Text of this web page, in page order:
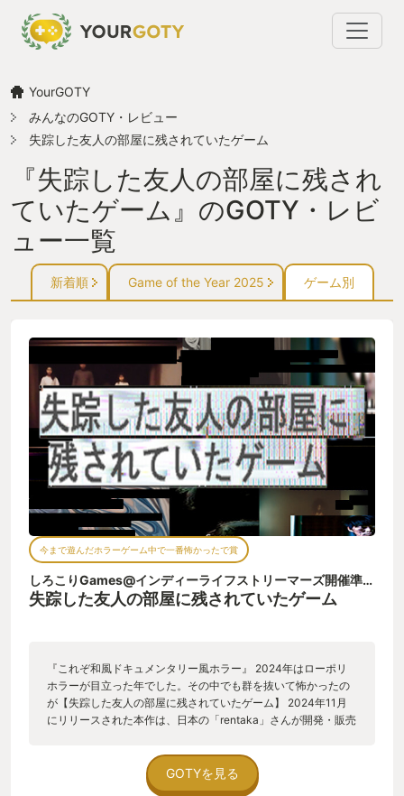
YourGOTY
みんなのGOTY・レビュー
失踪した友人の部屋に残されていたゲーム
『失踪した友人の部屋に残され
ていたゲーム』のGOTY・レビ
ュー一覧
新着順 Game of the Year 2025 ゲーム別
今まで遊んだホラーゲーム中で一番怖かったで賞
しろこりGames@インディーライフストリーマーズ開催準備中🎮✨
失踪した友人の部屋に残されていたゲーム
『これぞ和風ドキュメンタリー風ホラー』 2024年はローポリ
ホラーが目立った年でした。その中でも群を抜いて怖かったの
が【失踪した友人の部屋に残されていたゲーム】 2024年11月
にリリースされた本作は、日本の「rentaka」さんが開発・販売
て謎めいていますよね？ ジャンルとしては、一人称視点のモキ
ュメンタリー風ホラーゲームです。 失踪した友人の部屋で見つ
けたという、謎のゲームを起動するところから物語がスタート
GOTYを見る